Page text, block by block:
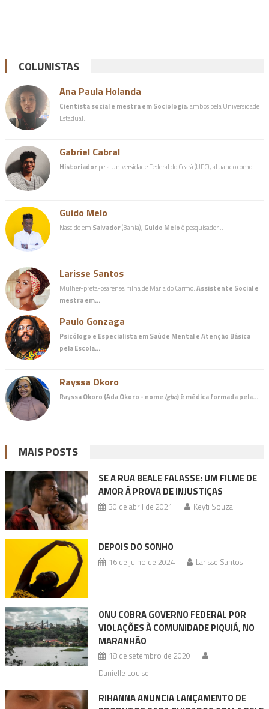
COLUNISTAS
Ana Paula Holanda
Cientista social e mestra em Sociologia, ambos pela Universidade
Estadual…
Gabriel Cabral
Historiadorpela Universidade Federal do Ceará (UFC), atuando como…
Guido Melo
Nascido em Salvador(Bahia), Guido Meloé pesquisador…
Larisse Santos
Mulher-preta-cearense, filha de Maria do Carmo.Assistente Social e
mestra em…
Paulo Gonzaga
Psicólogo e Especialista em Saúde Mental e Atenção Básica
pela Escola…
Rayssa Okoro
Rayssa Okoro (Ada Okoro - nome igbo) é médicaformada pela…
MAIS POSTS
SE A RUA BEALE FALASSE: UM FILME DE
AMOR À PROVA DE INJUSTIÇAS
30 de abril de 2021 Keyti Souza
DEPOIS DO SONHO
16 de julho de 2024 Larisse Santos
ONU COBRA GOVERNO FEDERAL POR
VIOLAÇÕES À COMUNIDADE PIQUIÁ, NO
MARANHÃO
18 de setembro de 2020
Danielle Louise
RIHANNA ANUNCIA LANÇAMENTO DE